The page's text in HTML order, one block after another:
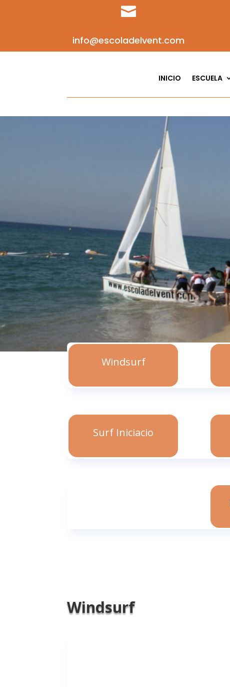

info@escoladelvent.com
INICIO ESCUELA
Windsurf
Surf Iniciacio
Windsurf